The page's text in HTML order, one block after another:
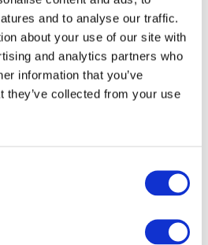
and to analyse our traffic.
about your use of our site with
and analytics partners who
information that you’ve
they’ve collected from your use
Концерти